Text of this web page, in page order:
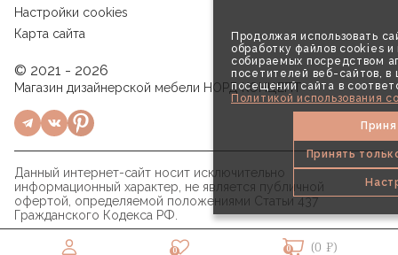
Продолжая использовать
обработку файлов cookies и
собираемых посредством
посетителей веб-сайтов, в
посещений сайта в
Политикой использования
Принять
0 0 (0 ₽)
Настройки cookies
Карта сайта
© 2021 - 2026
Магазин дизайнерской мебели НОРД КОНЦЕПТ
Данный интернет-сайт носит исключительно
информационный характер, не является публичной
офертой, определяемой положениями Статьи 437
Гражданского Кодекса РФ.